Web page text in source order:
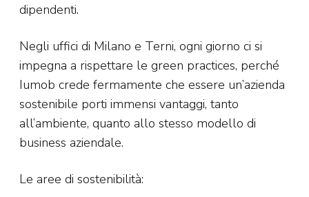
dipendenti.
Negli uffici di Milano e Terni, ogni giorno ci si
impegna a rispettare le green practices, perché
Iumob crede fermamente che essere un’azienda
sostenibile porti immensi vantaggi, tanto
all’ambiente, quanto allo stesso modello di
business aziendale.
Le aree di sostenibilità: